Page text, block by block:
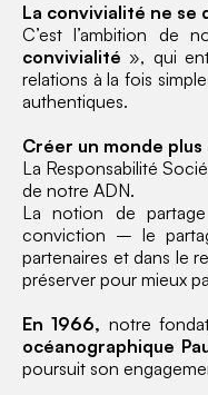
La convivialité ne se
C’est l’ambition de
convivialité », qui
relations à la fois
authentiques.
Créer un monde
La Responsabilité
de notre ADN.
La notion de
conviction – le
partenaires et dans le
préserver pour mieux
En 1966, notre
océanographique
poursuit son